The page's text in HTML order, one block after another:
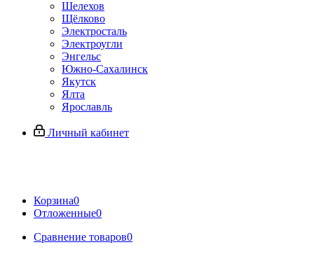
Шелехов
Щёлково
Электросталь
Электроугли
Энгельс
Южно-Сахалинск
Якутск
Ялта
Ярославль
Личный кабинет
Корзина0
Отложенные0
Сравнение товаров0